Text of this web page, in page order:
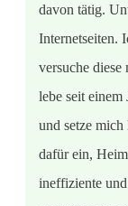
davon tätig.
Internetseiten.
versuche
lebe seit
und setze
dafür ein,
ineffiziente